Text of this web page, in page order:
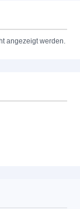
angezeigt werden.